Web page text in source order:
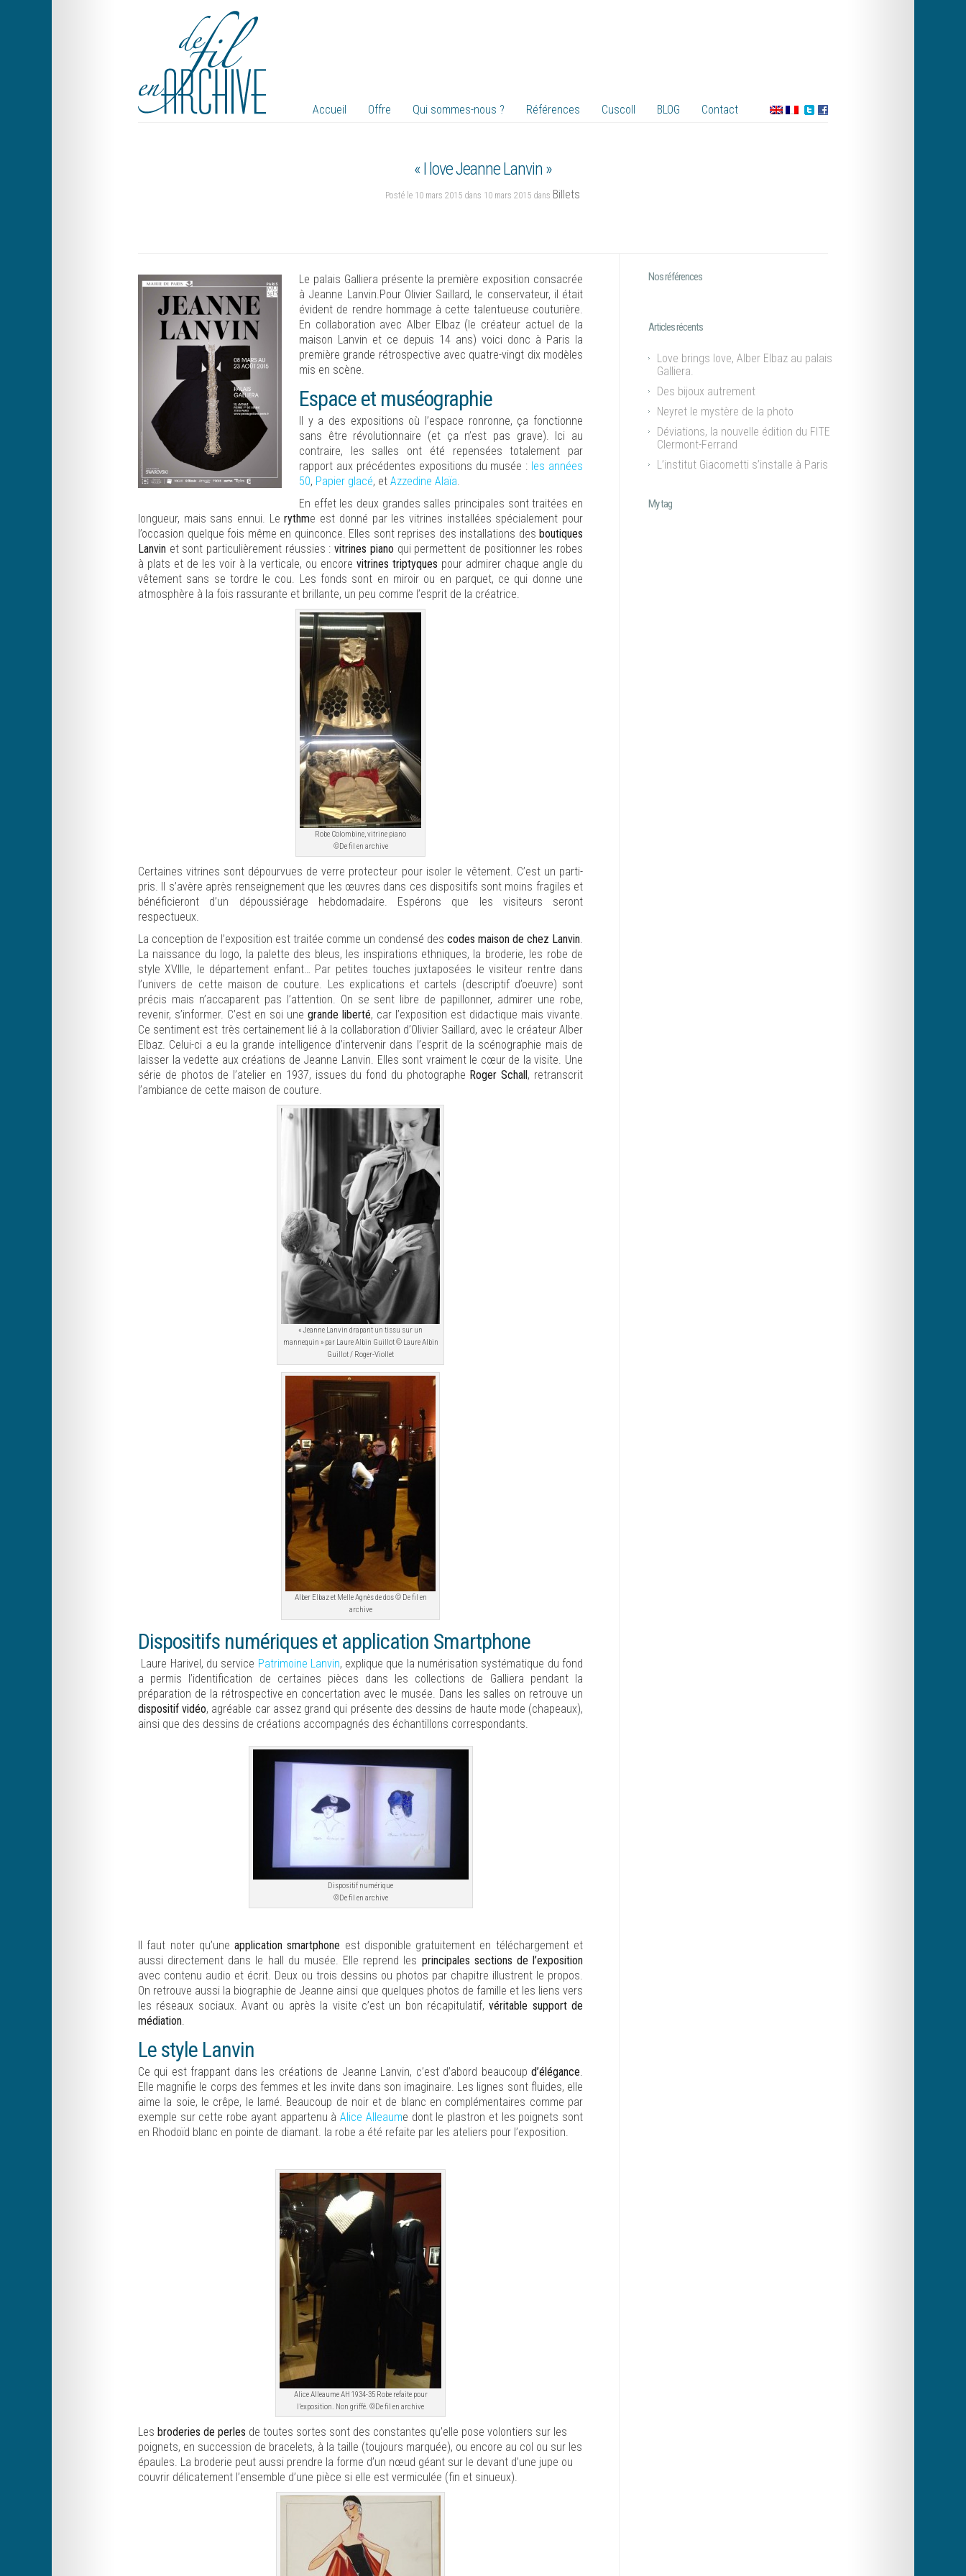
Accueil Offre Qui sommes-nous ? Références Cuscoll BLOG Contact
« I love Jeanne Lanvin »
Posté le 10 mars 2015 dans 10 mars 2015 dans Billets
Le palais Galliera présente la première exposition consacrée
à Jeanne Lanvin.Pour Olivier Saillard, le conservateur, il était
évident de rendre hommage à cette talentueuse couturière.
En collaboration avec Alber Elbaz (le créateur actuel de la
maison Lanvin et ce depuis 14 ans) voici donc à Paris la
première grande rétrospective avec quatre-vingt dix modèles
mis en scène.
Espace et muséographie
Il y a des expositions où l’espace ronronne, ça fonctionne
sans être révolutionnaire (et ça n’est pas grave). Ici au
contraire, les salles ont été repensées totalement par
rapport aux précédentes expositions du musée : les années
50, Papier glacé, et Azzedine Alaïa.
En effet les deux grandes salles principales sont traitées en
longueur, mais sans ennui. Lerythme est donné par les vitrines installées spécialement pour
l’occasion quelque fois même en quinconce. Elles sont reprises des installations des boutiques
Lanvin et sont particulièrement réussies :vitrines piano qui permettent de positionner les robes
à plats et de les voir à la verticale, ou encore vitrines triptyques pour admirer chaque angle du
vêtement sans se tordre le cou. Les fonds sont en miroir ou en parquet, ce qui donne une
atmosphère à la fois rassurante et brillante, un peu comme l’esprit de la créatrice.
Robe Colombine, vitrine piano
©De fil en archive
Certaines vitrines sont dépourvues de verre protecteur pour isoler le vêtement. C’est un parti-
pris. Il s’avère après renseignement que les œuvres dans ces dispositifs sont moins fragiles et
bénéficieront d’un dépoussiérage hebdomadaire. Espérons que les visiteurs seront
respectueux.
La conception de l’exposition est traitée comme un condensé des codes maison de chez Lanvin.
La naissance du logo, la palette des bleus, les inspirations ethniques, la broderie, les robe de
style XVIIIe, le département enfant… Par petites touches juxtaposées le visiteur rentre dans
l’univers de cette maison de couture. Les explications et cartels (descriptif d’oeuvre) sont
précis mais n’accaparent pas l’attention. On se sent libre de papillonner, admirer une robe,
revenir, s’informer. C’est en soi une grande liberté, car l’exposition est didactique mais vivante.
Ce sentiment est très certainement lié à la collaboration d’Olivier Saillard, avec le créateur Alber
Elbaz. Celui-ci a eu la grande intelligence d’intervenir dans l’esprit de la scénographie mais de
laisser la vedette aux créations de Jeanne Lanvin. Elles sont vraiment le cœur de la visite. Une
série de photos de l’atelier en 1937, issues du fond du photographe Roger Schall, retranscrit
l’ambiance de cette maison de couture.
« Jeanne Lanvin drapant un tissu sur un
mannequin » par Laure Albin Guillot © Laure Albin
Guillot / Roger-Viollet
Alber Elbaz et Melle Agnès de dos © De fil en
archive
Dispositifs numériques et application Smartphone
Laure Harivel, du service Patrimoine Lanvin, explique que la numérisation systématique du fond
a permis l’identification de certaines pièces dans les collections de Galliera pendant la
préparation de la rétrospective en concertation avec le musée. Dans les salles on retrouve un
dispositif vidéo, agréable car assez grand qui présente des dessins de haute mode (chapeaux),
ainsi que des dessins de créations accompagnés des échantillons correspondants.
Dispositif numérique
©De fil en archive
Il faut noter qu’uneapplication smartphone est disponible gratuitement en téléchargement et
aussi directement dans le hall du musée. Elle reprend les principales sections de l’exposition
avec contenu audio et écrit. Deux ou trois dessins ou photos par chapitre illustrent le propos.
On retrouve aussi la biographie de Jeanne ainsi que quelques photos de famille et les liens vers
les réseaux sociaux. Avant ou après la visite c’est un bon récapitulatif,véritable support de
médiation.
Le style Lanvin
Ce qui est frappant dans les créations de Jeanne Lanvin, c’est d’abord beaucoup d’élégance.
Elle magnifie le corps des femmes et les invite dans son imaginaire. Les lignes sont fluides, elle
aime la soie, le crêpe, le lamé. Beaucoup de noir et de blanc en complémentaires comme par
exemple sur cette robe ayant appartenu àAlice Alleaume dont le plastron et les poignets sont
en Rhodoïd blanc en pointe de diamant. la robe a été refaite par les ateliers pour l’exposition.
Alice Alleaume AH 1934-35 Robe refaite pour
l’exposition. Non griffé. ©De fil en archive
Les broderies de perles de toutes sortes sont des constantes qu’elle pose volontiers sur les
poignets, en succession de bracelets, à la taille (toujours marquée), ou encore au col ou sur les
épaules. La broderie peut aussi prendre la forme d’un nœud géant sur le devant d’une jupe ou
couvrir délicatement l’ensemble d’une pièce si elle est vermiculée (fin et sinueux).
Nos références
Articles récents
Love brings love, Alber Elbaz au palais
Galliera.
Des bijoux autrement
Neyret le mystère de la photo
Déviations, la nouvelle édition du FITE
Clermont-Ferrand
L’institut Giacometti s’installe à Paris
My tag